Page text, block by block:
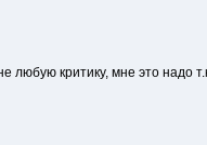
любую критику, мне это надо